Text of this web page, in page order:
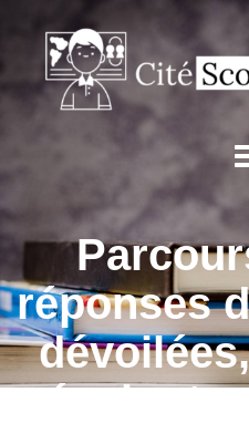
réponses
réagir et